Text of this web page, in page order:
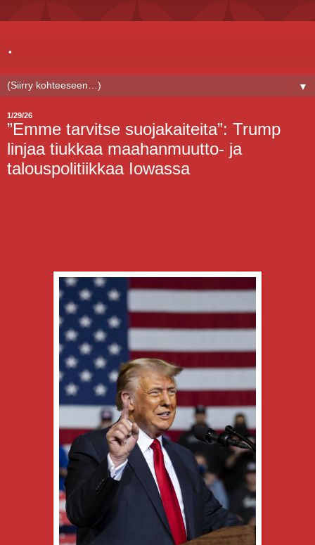
.
▼
1/29/26
”Emme tarvitse suojakaiteita”: Trump
linjaa tiukkaa maahanmuutto- ja
talouspolitiikkaa Iowassa